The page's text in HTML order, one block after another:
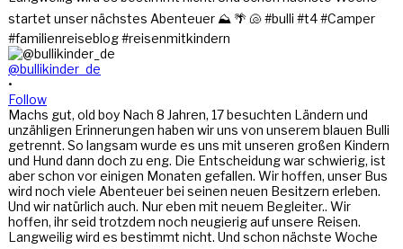
@bullikinder_de
•
Follow
Machs gut, old boy Nach 8 Jahren, 17 besuchten Ländern und
unzähligen Erinnerungen haben wir uns von unserem blauen Bulli
getrennt. So langsam wurde es uns mit unseren großen Kindern
und Hund dann doch zu eng. Die Entscheidung war schwierig, ist
aber schon vor einigen Monaten gefallen. Wir hoffen, unser Bus
wird noch viele Abenteuer bei seinen neuen Besitzern erleben.
Und wir natürlich auch. Nur eben mit neuem Begleiter.. Wir
hoffen, ihr seid trotzdem noch neugierig auf unsere Reisen.
Langweilig wird es bestimmt nicht. Und schon nächste Woche